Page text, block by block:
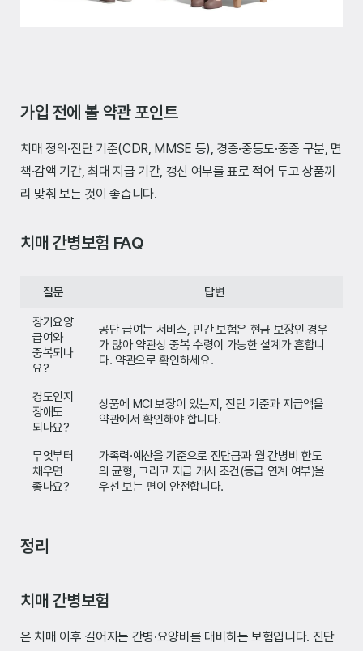
가입 전에 볼 약관 포인트
치매 정의·진단 기준(CDR, MMSE 등), 경증·중등도·중증 구분, 면
책·감액 기간, 최대 지급 기간, 갱신 여부를 표로 적어 두고 상품끼
리 맞춰 보는 것이 좋습니다.
치매 간병보험 FAQ
질문 답변
장기요양
급여와
중복되나
요?
공단 급여는 서비스, 민간 보험은 현금 보장인 경우
가 많아 약관상 중복 수령이 가능한 설계가 흔합니
다. 약관으로 확인하세요.
경도인지
장애도
되나요?
상품에 MCI 보장이 있는지, 진단 기준과 지급액을
약관에서 확인해야 합니다.
무엇부터
채우면
좋나요?
가족력·예산을 기준으로 진단금과 월 간병비 한도
의 균형, 그리고 지급 개시 조건(등급 연계 여부)을
우선 보는 편이 안전합니다.
정리
치매 간병보험
은 치매 이후 길어지는 간병·요양비를 대비하는 보험입니다. 진단